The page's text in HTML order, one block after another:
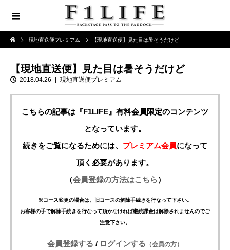
現地直送便プレミアム 【現地直送便】見た目は暑そうだけど
【現地直送便】見た目は暑そうだけど
2018.04.26 現地直送便プレミアム
こちらの記事は『F1LIFE』有料会員限定のコンテンツ
となっています。
続きをご覧になるためには、 プレミアム会員になって
頂く必要があります。
（会員登録の方法はこちら）
※コース変更の場合は、旧コースの解除手続きを行なって下さい。
お客様の手で解除手続きを行なって頂かなければ継続課金は解除されませんのでご
注意下さい。
会員登録する / ログインする （会員の方）